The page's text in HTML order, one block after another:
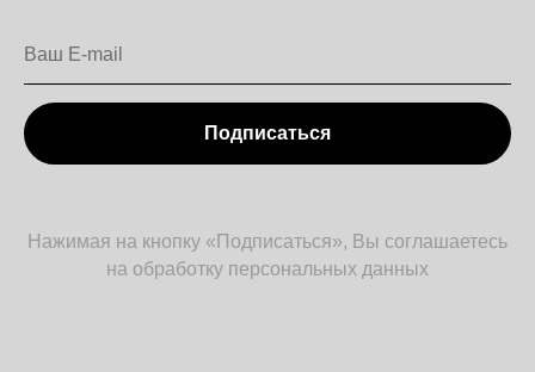
Подписаться
Нажимая на кнопку «Подписаться», Вы соглашаетесь
на обработку персональных данных